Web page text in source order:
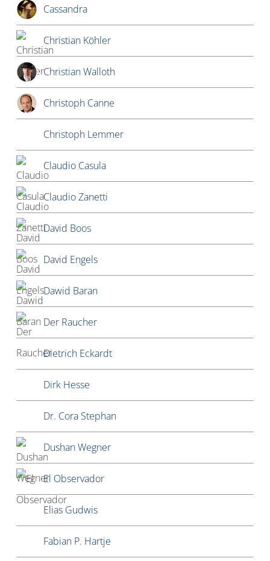
Cassandra
Christian Köhler
Christian Walloth
Christoph Canne
Christoph Lemmer
Claudio Casula
Claudio Zanetti
David Boos
David Engels
Dawid Baran
Der Raucher
Dietrich Eckardt
Dirk Hesse
Dr. Cora Stephan
Dushan Wegner
El Observador
Elias Gudwis
Fabian P. Hartje